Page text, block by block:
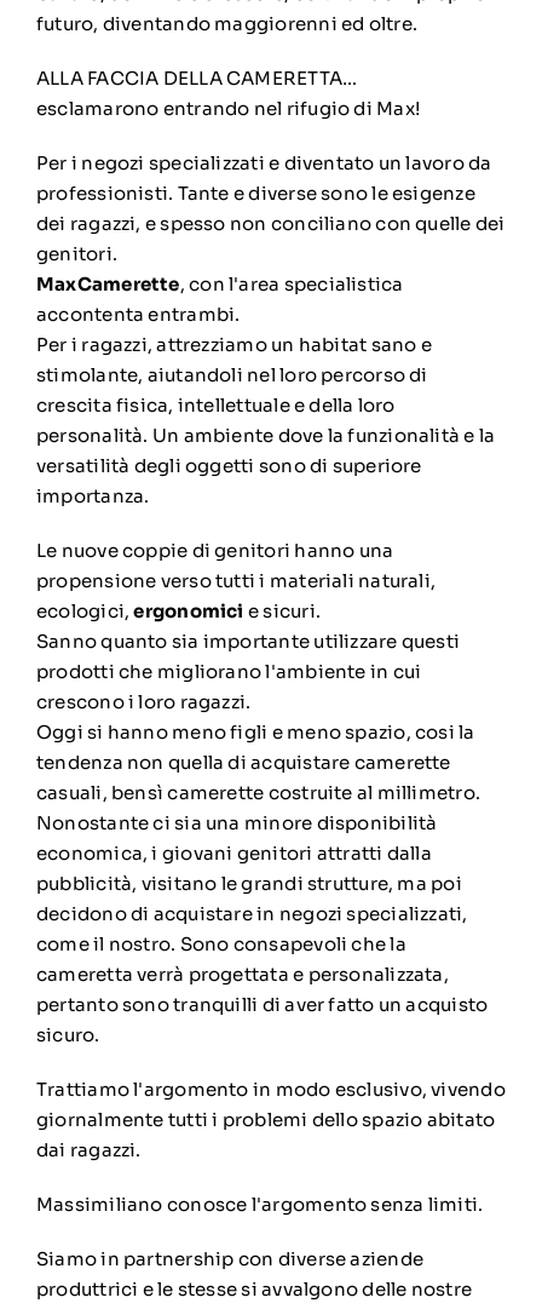
futuro, diventando maggiorenni ed oltre.
ALLA FACCIA DELLA CAMERETTA…
esclamarono entrando nel rifugio di Max!
Per i negozi specializzati e diventato un lavoro da
professionisti. Tante e diverse sono le esigenze
dei ragazzi, e spesso non conciliano con quelle dei
genitori.
MaxCamerette, con l'area specialistica
accontenta entrambi.
Per i ragazzi, attrezziamo un habitat sano e
stimolante, aiutandoli nel loro percorso di
crescita fisica, intellettuale e della loro
personalità. Un ambiente dove la funzionalità e la
versatilità degli oggetti sono di superiore
importanza.
Le nuove coppie di genitori hanno una
propensione verso tutti i materiali naturali,
ecologici,ergonomici e sicuri.
Sanno quanto sia importante utilizzare questi
prodotti che migliorano l'ambiente in cui
crescono i loro ragazzi.
Oggi si hanno meno figli e meno spazio, cosi la
tendenza non quella di acquistare camerette
casuali, bensì camerette costruite al millimetro.
Nonostante ci sia una minore disponibilità
economica, i giovani genitori attratti dalla
pubblicità, visitano le grandi strutture, ma poi
decidono di acquistare in negozi specializzati,
come il nostro. Sono consapevoli che la
cameretta verrà progettata e personalizzata,
pertanto sono tranquilli di aver fatto un acquisto
sicuro.
Trattiamo l'argomento in modo esclusivo, vivendo
giornalmente tutti i problemi dello spazio abitato
dai ragazzi.
Massimiliano conosce l'argomento senza limiti.
Siamo in partnership con diverse aziende
produttrici e le stesse si avvalgono delle nostre